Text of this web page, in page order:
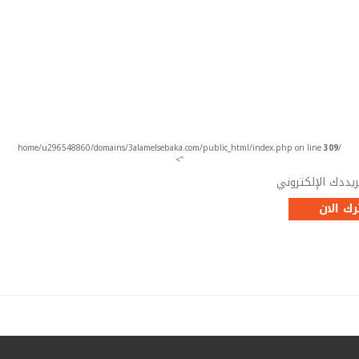
/home/u296548860/domains/3alamelsebaka.com/public_html/index.php on line
309
">
الان